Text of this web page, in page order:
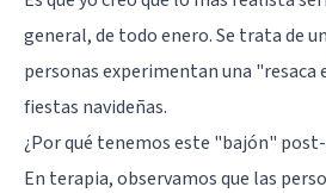
general, de todo enero. Se trata de
personas experimentan una
fiestas navideñas.
¿Por qué tenemos este "bajón"
En terapia, observamos que las